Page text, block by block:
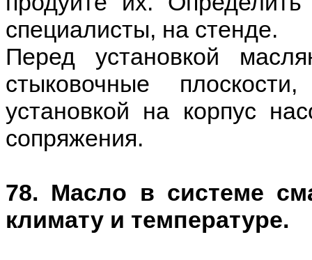
специалисты, на стенде.
Перед установкой
стыковочные
установкой на корпус
сопряжения.
78. Масло в системе
климату и температуре.